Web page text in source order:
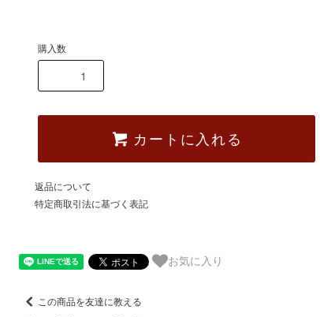
購入数
カートに入れる
返品について
特定商取引法に基づく表記
お気に入り
この商品を友達に教える